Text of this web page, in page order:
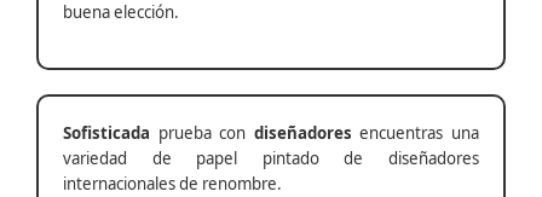
buena elección.
Sofisticada prueba con diseñadores encuentras una
variedad de papel pintado de diseñadores
internacionales de renombre.